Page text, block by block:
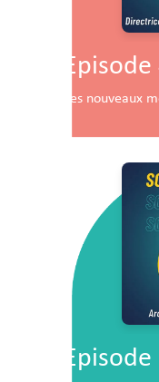
Episode
Les nouveaux
Episode